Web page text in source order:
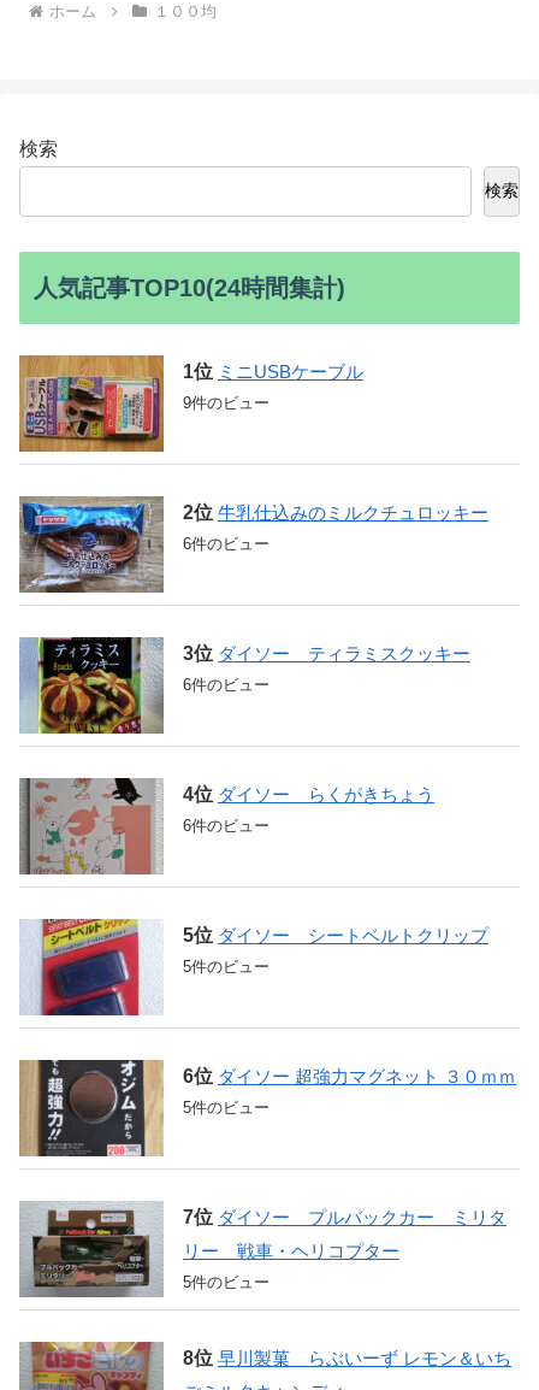
ホーム １００均
検索
検索
人気記事TOP10(24時間集計)
ミニUSBケーブル
9件のビュー
牛乳仕込みのミルクチュロッキー
6件のビュー
ダイソー ティラミスクッキー
6件のビュー
ダイソー らくがきちょう
6件のビュー
ダイソー シートベルトクリップ
5件のビュー
ダイソー 超強力マグネット ３０ｍｍ
5件のビュー
ダイソー プルバックカー ミリタ
リー 戦車・ヘリコプター
5件のビュー
早川製菓 らぶいーず レモン＆いち